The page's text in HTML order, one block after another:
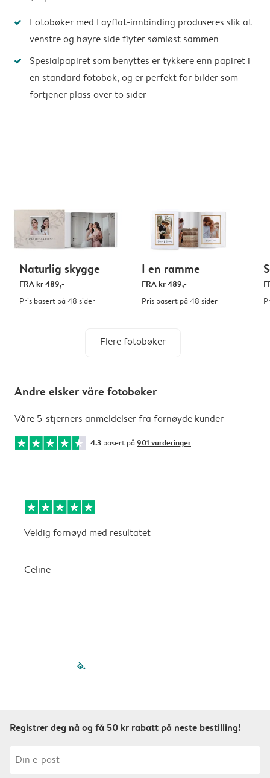
Fotobøker med Layflat-innbinding produseres slik at
venstre og høyre side flyter sømløst sammen
Spesialpapiret som benyttes er tykkere enn papiret i
en standard fotobok, og er perfekt for bilder som
fortjener plass over to sider
Naturlig skygge
FRAkr 489,-
Pris basert på 48 sider
I en ramme
FRAkr 489,-
Pris basert på 48 sider
Flere fotobøker
Andre elsker våre fotobøker
Våre 5-stjerners anmeldelser fra fornøyde kunder
4.3 basert på 901 vurderinger
Veldig fornøyd med resultatet
Celine
filled-pagination
Registrer deg nå og få 50 kr rabatt på neste bestilling!